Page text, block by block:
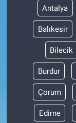
Antalya
Balıkesir
Bilecik
Burdur
Çorum
Edirne